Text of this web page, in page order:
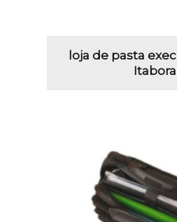
loja de pasta